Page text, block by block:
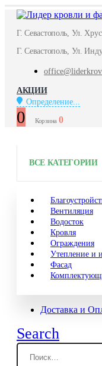
Г. Севастополь, Ул.
Г. Севастополь, Ул.
АКЦИИ
Определение...
0 Корзина 0
ВСЕ КАТЕГОРИИ
Вентиляция
Водосток
Кровля
Ограждения
Утепление и
Фасад
Доставка и
Search